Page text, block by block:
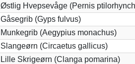
Østlig Hvepsevåge (Pernis
Gåsegrib (Gyps fulvus)
Munkegrib (Aegypius monachus)
Slangeørn (Circaetus gallicus)
Lille Skrigeørn (Clanga pomarina)